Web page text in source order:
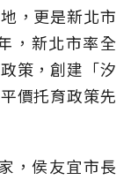
，更是新北市
，新北市率全
策，創建「汐
價托育政策先
，侯友宜市長